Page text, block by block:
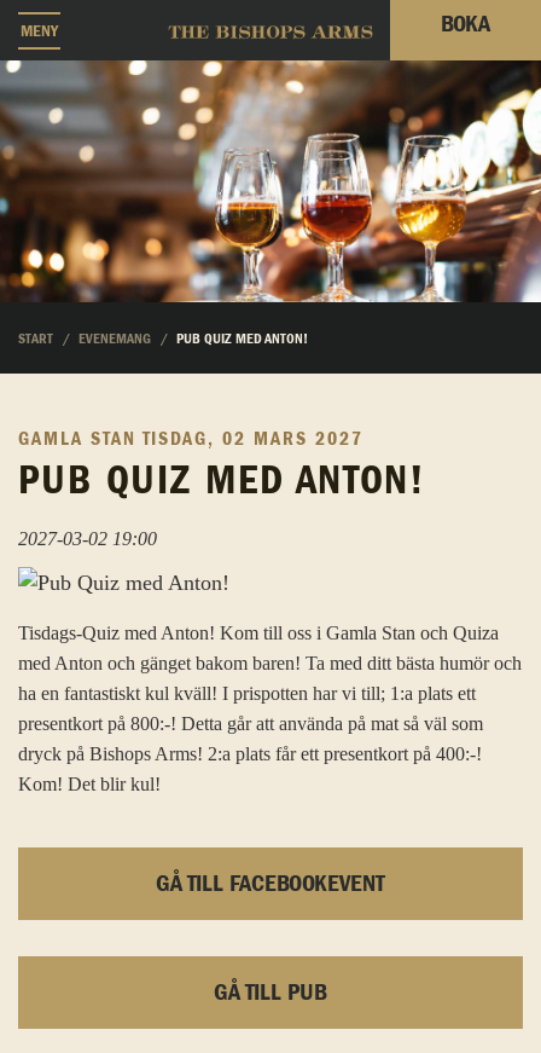
MENY BOKA
START EVENEMANG PUB QUIZ MED ANTON!
GAMLA STAN TISDAG, 02 MARS 2027
PUB QUIZ MED ANTON!
2027-03-02 19:00
Tisdags-Quiz med Anton! Kom till oss i Gamla Stan och Quiza
med Anton och gänget bakom baren! Ta med ditt bästa humör och
ha en fantastiskt kul kväll! I prispotten har vi till; 1:a plats ett
presentkort på 800:-! Detta går att använda på mat så väl som
dryck på Bishops Arms! 2:a plats får ett presentkort på 400:-!
Kom! Det blir kul!
GÅ TILL FACEBOOKEVENT
GÅ TILL PUB